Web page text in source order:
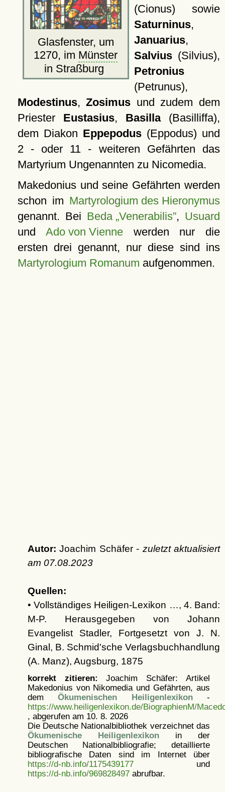
Glasfenster, um
1270, im Münster
in Straßburg
(Cionus) sowie
Saturninus,
Januarius,
Salvius(Silvius),
Petronius
(Petrunus),
Modestinus,Zosimus und zudem dem
Priester Eustasius, Basilla(Basilliffa),
dem Diakon Eppepodus(Eppodus) und
2 - oder 11 - weiteren Gefährten das
Martyrium Ungenannten zu Nicomedia.
Makedonius und seine Gefährten werden
schon im Martyrologium des Hieronymus
genannt. Bei Beda „Venerabilis”, Usuard
undAdo von Vienne werden nur die
ersten drei genannt, nur diese sind ins
Martyrologium Romanum aufgenommen.
Autor: Joachim Schäfer - zuletzt aktualisiert
am 07.08.2023
Quellen:
• Vollständiges Heiligen-Lexikon …, 4. Band:
M-P. Herausgegeben von Johann
Evangelist Stadler, Fortgesetzt von J. N.
Ginal, B. Schmid'sche Verlagsbuchhandlung
(A. Manz), Augsburg, 1875
korrekt zitieren: Joachim Schäfer: Artikel
Makedonius von Nikomedia und Gefährten, aus
demÖkumenischen Heiligenlexikon-
https://www.heiligenlexikon.de/BiographienM/
, abgerufen am 10. 8. 2026
Die Deutsche Nationalbibliothek verzeichnet das
Ökumenische Heiligenlexikonin der
Deutschen Nationalbibliografie; detaillierte
bibliografische Daten sind im Internet über
https://d-nb.info/1175439177und
https://d-nb.info/969828497abrufbar.